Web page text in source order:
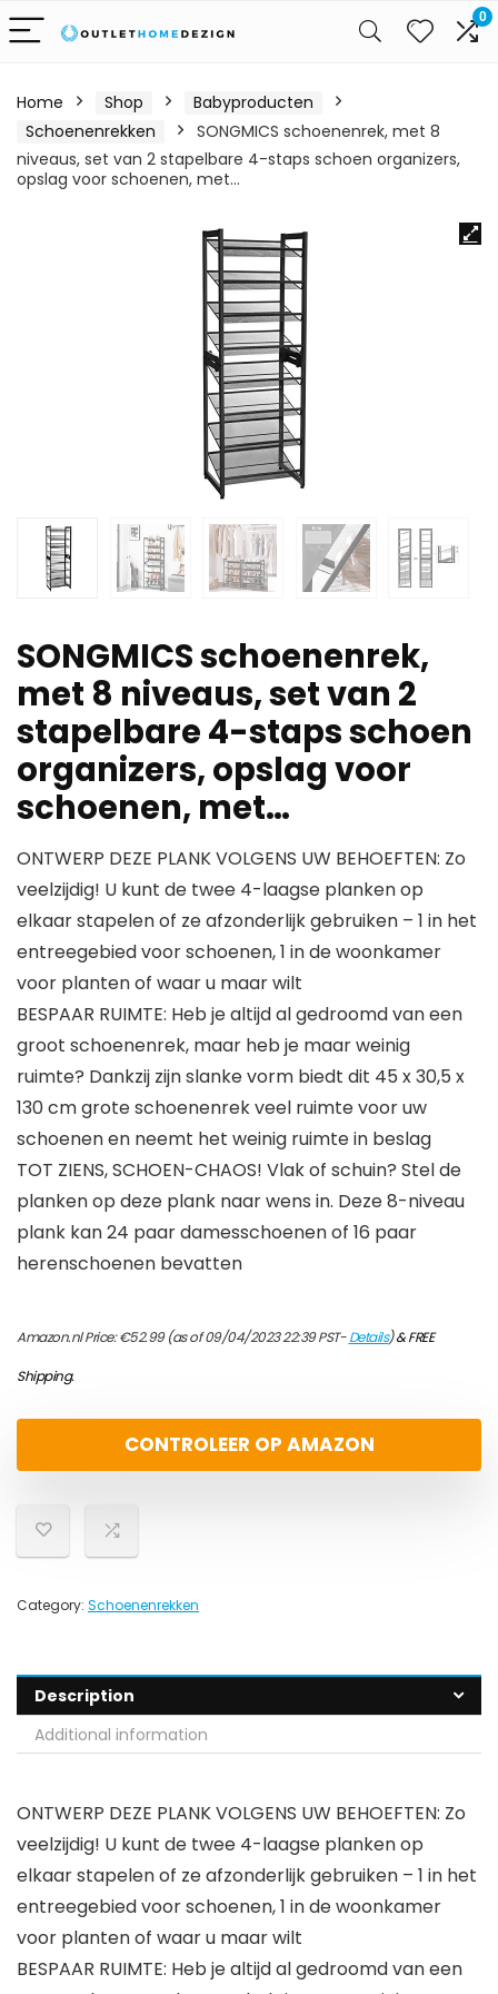
0
Home Shop
Babyproducten
Schoenenrekken
SONGMICS schoenenrek, met 8
niveaus, set van 2 stapelbare 4-staps schoen organizers,
opslag voor schoenen, met…
SONGMICS schoenenrek,
met 8 niveaus, set van 2
stapelbare 4-staps schoen
organizers, opslag voor
schoenen, met…
ONTWERP DEZE PLANK VOLGENS UW BEHOEFTEN: Zo
veelzijdig! U kunt de twee 4-laagse planken op
elkaar stapelen of ze afzonderlijk gebruiken – 1 in het
entreegebied voor schoenen, 1 in de woonkamer
voor planten of waar u maar wilt
BESPAAR RUIMTE: Heb je altijd al gedroomd van een
groot schoenenrek, maar heb je maar weinig
ruimte? Dankzij zijn slanke vorm biedt dit 45 x 30,5 x
130 cm grote schoenenrek veel ruimte voor uw
schoenen en neemt het weinig ruimte in beslag
TOT ZIENS, SCHOEN-CHAOS! Vlak of schuin? Stel de
planken op deze plank naar wens in. Deze 8-niveau
plank kan 24 paar damesschoenen of 16 paar
herenschoenen bevatten
Amazon.nl Price:€52.99(as of 09/04/2023 22:39 PST-Details)&FREE
Shipping.
CONTROLEER OP AMAZON
Category: Schoenenrekken
Description
Additional information
ONTWERP DEZE PLANK VOLGENS UW BEHOEFTEN: Zo
veelzijdig! U kunt de twee 4-laagse planken op
elkaar stapelen of ze afzonderlijk gebruiken – 1 in het
entreegebied voor schoenen, 1 in de woonkamer
voor planten of waar u maar wilt
BESPAAR RUIMTE: Heb je altijd al gedroomd van een